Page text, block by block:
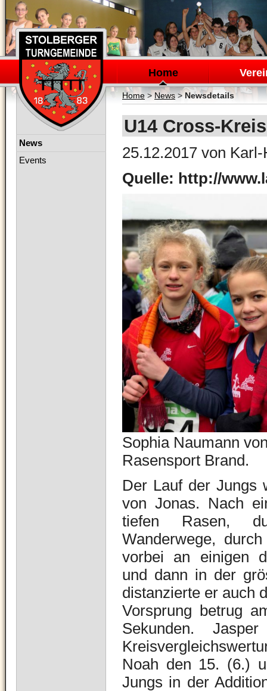
Navigation
überspringen
Home
Home> News>Newsdetails
U14 Cross-
25.12.2017 von
Quelle: http://
Sophia Naumann
Rasensport Brand.
Der Lauf der Jungs
von Jonas. Nach
tiefen Rasen,
Wanderwege,
vorbei an einigen
und dann in der
distanzierte er auch
Vorsprung betrug
Sekunden.
Noah den 15. (6.)
Jungs in der
Navigation
News
Events